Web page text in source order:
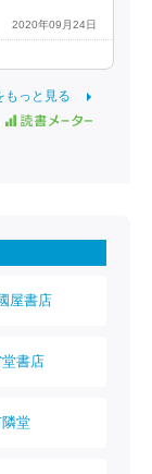
2020年09月24日
もっと見る
屋書店
書店
堂